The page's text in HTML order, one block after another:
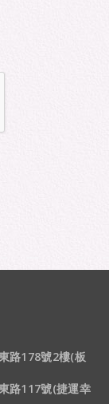
路178號2樓(板
路117號(捷運幸